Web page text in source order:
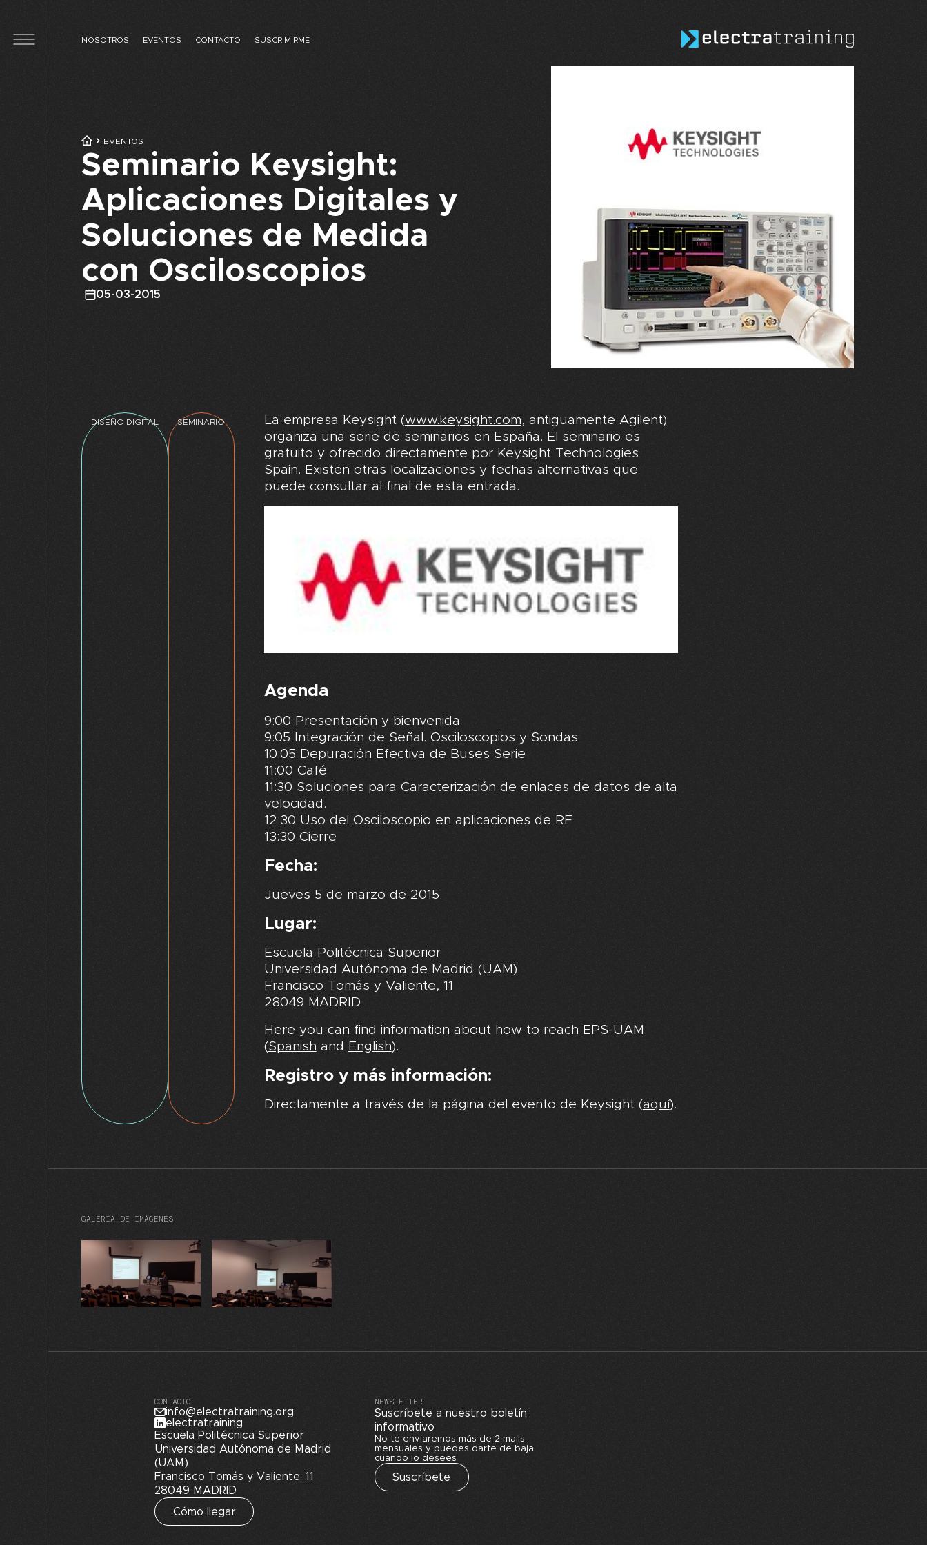
NOSOTROS EVENTOS CONTACTO SUSCRIMIRME
EVENTOS
Seminario Keysight:
Aplicaciones Digitales y
Soluciones de Medida
con Osciloscopios
05-03-2015
La empresa Keysight (www.keysight.com, antiguamente Agilent)
organiza una serie de seminarios en España. El seminario es
gratuito y ofrecido directamente por Keysight Technologies
Spain. Existen otras localizaciones y fechas alternativas que
puede consultar al final de esta entrada.
Agenda
9:00 Presentación y bienvenida
9:05 Integración de Señal. Osciloscopios y Sondas
10:05 Depuración Efectiva de Buses Serie
11:00 Café
11:30 Soluciones para Caracterización de enlaces de datos de alta
velocidad.
12:30 Uso del Osciloscopio en aplicaciones de RF
13:30 Cierre
Fecha:
Jueves 5 de marzo de 2015.
Lugar:
Escuela Politécnica Superior
Universidad Autónoma de Madrid (UAM)
Francisco Tomás y Valiente, 11
28049 MADRID
Here you can find information about how to reach EPS-UAM
(Spanish and English).
Registro y más información:
Directamente a través de la página del evento de Keysight (aquí).
DISEÑO DIGITAL SEMINARIO
GALERÍA DE IMÁGENES
CONTACTO
info@electratraining.org
electratraining
Escuela Politécnica Superior
Universidad Autónoma de Madrid
(UAM)
Francisco Tomás y Valiente, 11
28049 MADRID
Cómo llegar
NEWSLETTER
Suscríbete a nuestro boletín
informativo
No te enviaremos más de 2 mails
mensuales y puedes darte de baja
cuando lo desees
Suscríbete